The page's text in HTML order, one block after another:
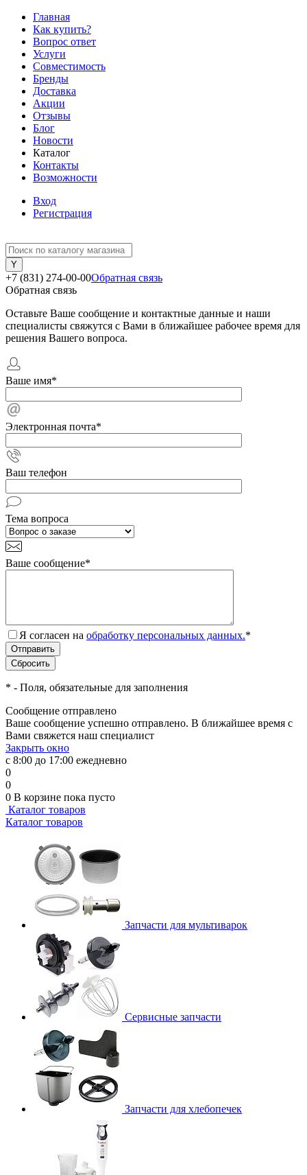
Главная
Как купить?
Вопрос ответ
Услуги
Совместимость
Бренды
Доставка
Акции
Отзывы
Блог
Новости
Каталог
Контакты
Возможности
Вход
Регистрация
+7 (831) 274-00-00Обратная связь
Обратная связь
Оставьте Ваше сообщение и контактные данные и наши
специалисты свяжутся с Вами в ближайшее рабочее время для
решения Вашего вопроса.
Ваше имя*
Электронная почта*
Ваш телефон
Тема вопроса
Ваше сообщение*
Я согласен на обработку персональных данных.*
* - Поля, обязательные для заполнения
Сообщение отправлено
Ваше сообщение успешно отправлено. В ближайшее время с
Вами свяжется наш специалист
Закрыть окно
с 8:00 до 17:00 ежедневно
0
0
0 В корзине пока пусто
Каталог товаров
Каталог товаров
Запчасти для мультиварок
Сервисные запчасти
Запчасти для хлебопечек